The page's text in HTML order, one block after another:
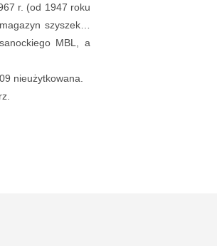
r. (od 1947 roku
szyszek…
MBL, a
nieużytkowana.